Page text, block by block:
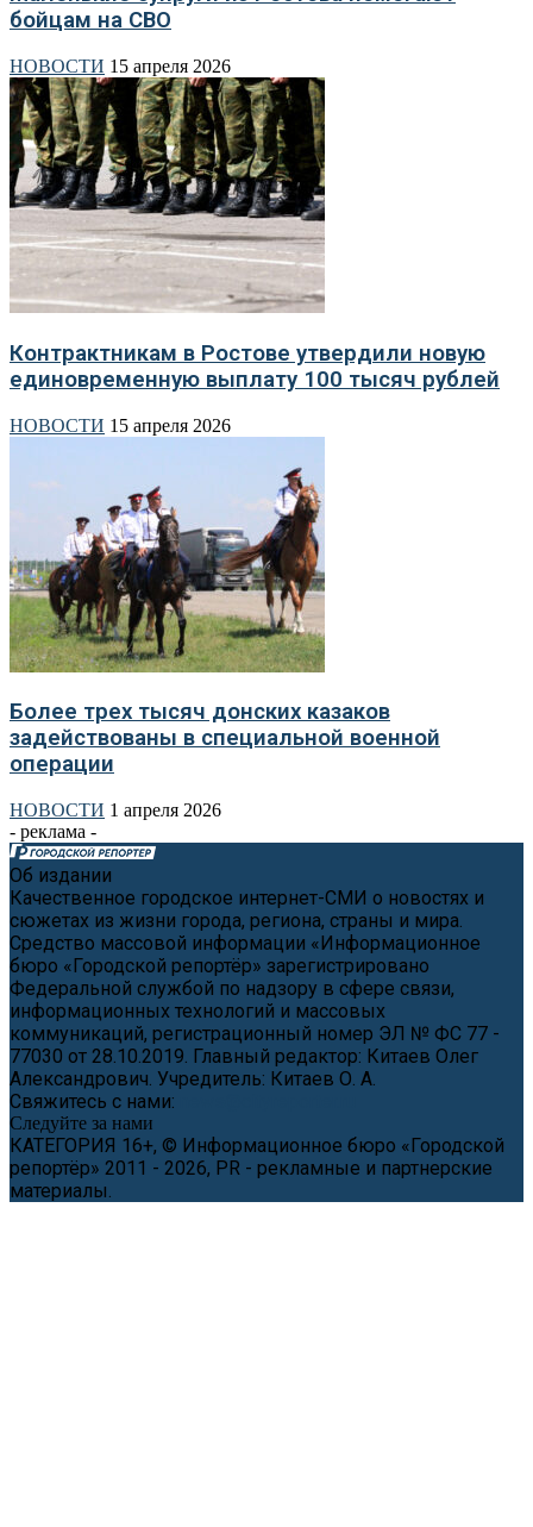
бойцам на СВО
НОВОСТИ 15 апреля 2026
Контрактникам в Ростове утвердили новую
единовременную выплату 100 тысяч рублей
НОВОСТИ 15 апреля 2026
Более трех тысяч донских казаков
задействованы в специальной военной
операции
НОВОСТИ 1 апреля 2026
- реклама -
Об издании
Качественное городское интернет-СМИ о новостях и
сюжетах из жизни города, региона, страны и мира.
Средство массовой информации «Информационное
бюро «Городской репортёр» зарегистрировано
Федеральной службой по надзору в сфере связи,
информационных технологий и массовых
коммуникаций, регистрационный номер ЭЛ № ФС 77 -
77030 от 28.10.2019. Главный редактор: Китаев Олег
Александрович. Учредитель: Китаев О. А.
Свяжитесь с нами:
Следуйте за нами
КАТЕГОРИЯ 16+, © Информационное бюро «Городской
репортёр» 2011 - 2026, PR - рекламные и партнерские
материалы.